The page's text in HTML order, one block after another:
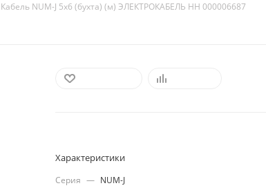
Кабель NUM-J 5х6 (бухта) (м) ЭЛЕКТРОКАБЕЛЬ НН 000006687
Характеристики
Серия — NUM-J